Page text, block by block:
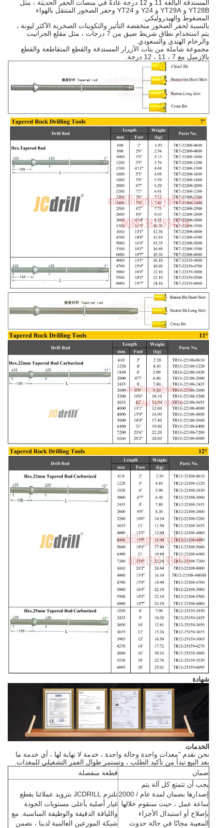
المستدقة البالغة 11 و 12 درجة عادةً في منصات الحفر الحديثة ، مثل
YT28B و YT29A و Y24 و YT24 وحفر الصخور المتنقل بالهواء
المضغوط والهيدروليكي.
بالنسبة لحفر الصخور منخفضة التأثير والتكوينات الصخرية الأكثر ليونة ،
يتم استخدام نطاق شريط ضيق من 7 درجات ، مثل مقلع الجرانيت
والرخام الهندي والسعودي.
مجموعة شاملة من بتات الأزرار المستدقة والقطع المتقاطعة والقطع
بالإزميل مع 7 ، 11 ، 12 درجة.
شهادة
الخدمات
نحن نقدم "معدات واحدة وحالة واحدة ، خدمة لا نهاية لها ، أي خدمة ما
بعد البيع تبدأ من تأكيد الطلب ، وتستمر طوال العمر التشغيلي للمعدات.
ضمان
قطعة منفصلة
يجب أن تتمتع كل آلة يتم
إصدارها بضمان لمدة عام / 2000
ساعة عمل ، حيث سنقوم خلالها
بإصلاح أو استبدال الأجزاء
المعيبة مجانًا في حالة حدوث
تلتزم JCDRILL بتزويد عملائنا بقطع
غيار أصلية بأعلى مستويات الجودة
واللياقة الدقيقة والوظيفة المناسبة. مع
شبكة الموزعين العالمية لدينا ، نضمن